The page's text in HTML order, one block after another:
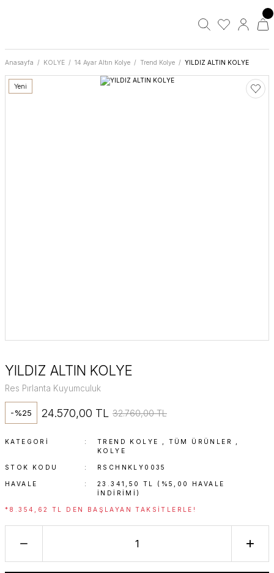
Anasayfa KOLYE 14 Ayar Altın Kolye Trend Kolye YILDIZ ALTIN KOLYE
Yeni
YILDIZ ALTIN KOLYE
Res Pırlanta Kuyumculuk
-%25 24.570,00 TL 32.760,00 TL
KATEGORI TREND KOLYE TÜM ÜRÜNLER
KOLYE
STOK KODU RSCHNKLY0035
HAVALE
23.341,50 TL (%5,00 HAVALE
INDIRIMI)
*8.354,62 TL DEN BAŞLAYAN TAKSITLERLE!